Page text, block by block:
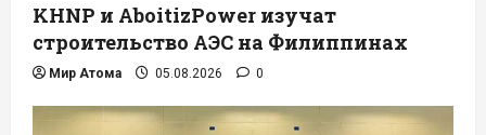
KHNP и AboitizPower изучат
строительство АЭС на Филиппинах
Мир Атома 05.08.2026 0